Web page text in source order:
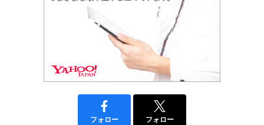
フォロー フォロー